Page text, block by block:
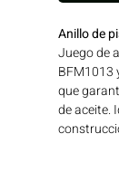
Anillo de
Juego de
BFM1013
que
de aceite.